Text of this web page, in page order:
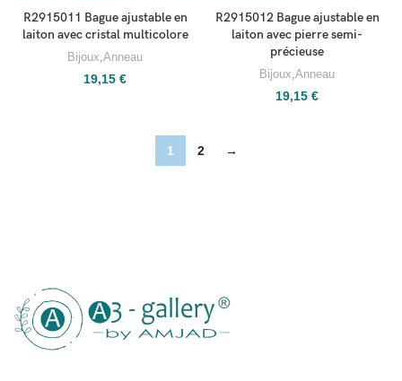
R2915011 Bague ajustable en
laiton avec cristal multicolore
Bijoux Anneau
19,15 €
R2915012 Bague ajustable en
laiton avec pierre semi-
précieuse
Bijoux Anneau
19,15 €
1 2 →